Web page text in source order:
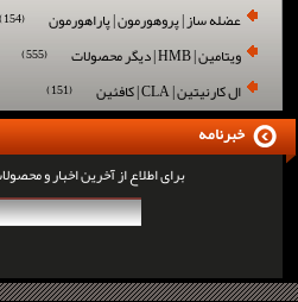
عضله ساز | پروهورمون | پاراهورمون (154)
ویتامین | HMB | دیگر محصولات (555)
ال کارنیتین | CLA | کافئین (151)
برای اطلاع از آخرین اخبار و
خبرنامه